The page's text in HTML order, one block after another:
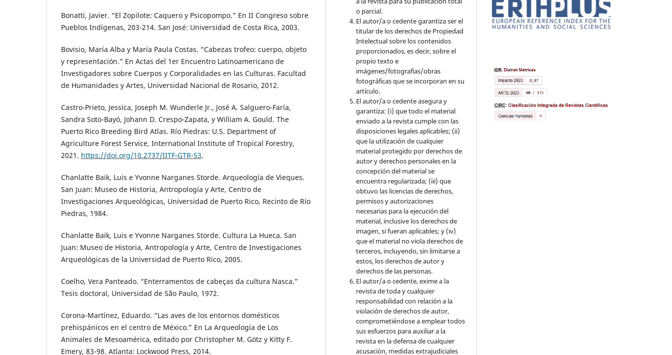
Bonatti, Javier. “El Zopilote: Caquero y Psicopompo.” En II Congreso sobre
Pueblos Indígenas, 203-214. San José: Universidad de Costa Rica, 2003.
Bovisio, María Alba y María Paula Costas. “Cabezas trofeo: cuerpo, objeto
y representación.” En Actas del 1er Encuentro Latinoamericano de
Investigadores sobre Cuerpos y Corporalidades en las Culturas. Facultad
de Humanidades y Artes, Universidad Nacional de Rosario, 2012.
Castro-Prieto, Jessica, Joseph M. Wunderle Jr., José A. Salguero-Faría,
Sandra Soto-Bayó, Johann D. Crespo-Zapata, y William A. Gould. The
Puerto Rico Breeding Bird Atlas. Río Piedras: U.S. Department of
Agriculture Forest Service, International Institute of Tropical Forestry,
2021. https://doi.org/10.2737/IITF-GTR-53.
Chanlatte Baik, Luis e Yvonne Narganes Storde. Arqueología de Vieques.
San Juan: Museo de Historia, Antropología y Arte, Centro de
Investigaciones Arqueológicas, Universidad de Puerto Rico, Recinto de Río
Piedras, 1984.
Chanlatte Baik, Luis e Yvonne Narganes Storde. Cultura La Hueca. San
Juan: Museo de Historia, Antropología y Arte, Centro de Investigaciones
Arqueológicas de la Universidad de Puerto Rico, 2005.
Coelho, Vera Panteado. “Enterramentos de cabeças da cultura Nasca.”
Tesis doctoral, Universidad de São Paulo, 1972.
Corona-Martínez, Eduardo. “Las aves de los entornos domésticos
prehispánicos en el centro de México.” En La Arqueología de Los
Animales de Mesoamérica, editado por Christopher M. Götz y Kitty F.
Emery, 83-98. Atlanta: Lockwood Press, 2014.
o parcial.
El autor/a o cedente garantiza ser el
titular de los derechos de Propiedad
Intelectual sobre los contenidos
proporcionados, es decir, sobre el
propio texto e
imágenes/fotografías/obras
fotográficas que se incorporan en su
artículo.
El autor/a o cedente asegura y
garantiza: (i) que todo el material
enviado a la revista cumple con las
disposiciones legales aplicables; (ii)
que la utilización de cualquier
material protegido por derechos de
autor y derechos personales en la
concepción del material se
encuentra regularizada; (iii) que
obtuvo las licencias de derechos,
permisos y autorizaciones
necesarias para la ejecución del
material, inclusive los derechos de
imagen, si fueran aplicables; y (iv)
que el material no viola derechos de
terceros, incluyendo, sin limitarse a
estos, los derechos de autor y
derechos de las personas.
El autor/a o cedente, exime a la
revista de toda y cualquier
responsabilidad con relación a la
violación de derechos de autor,
comprometiéndose a emplear todos
sus esfuerzos para auxiliar a la
revista en la defensa de cualquier
acusación, medidas extrajudiciales